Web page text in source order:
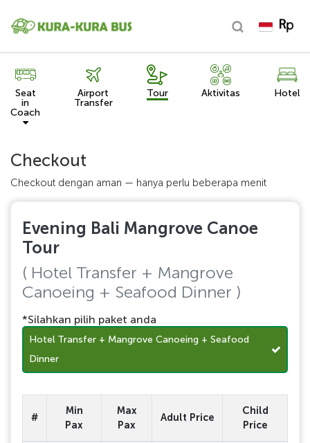
Seat
in
Coach
Airport
Transfer
Tour Aktivitas Hotel
Checkout
Checkout dengan aman — hanya perlu beberapa menit
Evening Bali Mangrove Canoe
Tour
( Hotel Transfer + Mangrove
Canoeing + Seafood Dinner )
*Silahkan pilih paket anda
Hotel Transfer + Mangrove Canoeing + Seafood
Dinner
#
Min
Pax
Max
Pax
Adult Price
Child
Price